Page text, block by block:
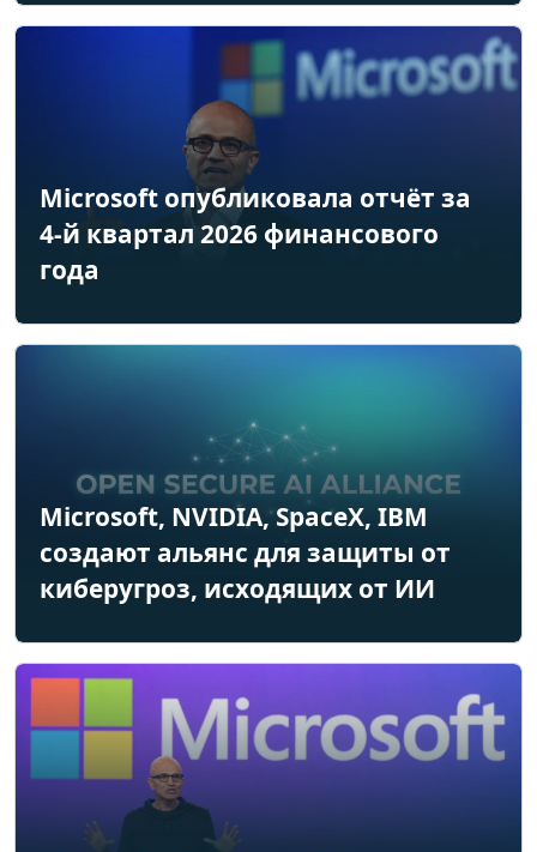
Microsoft опубликовала отчёт за
4-й квартал 2026 финансового
года
Microsoft, NVIDIA, SpaceX, IBM
создают альянс для защиты от
киберугроз, исходящих от ИИ